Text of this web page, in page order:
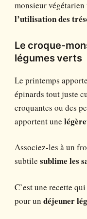
monsieur
l’utilisation des
Le croque-
légumes verts
Le printemps
épinards tout juste
croquantes ou des
apportent une
Associez-les à un
subtile sublime les
C’est une recette
pour un déjeuner